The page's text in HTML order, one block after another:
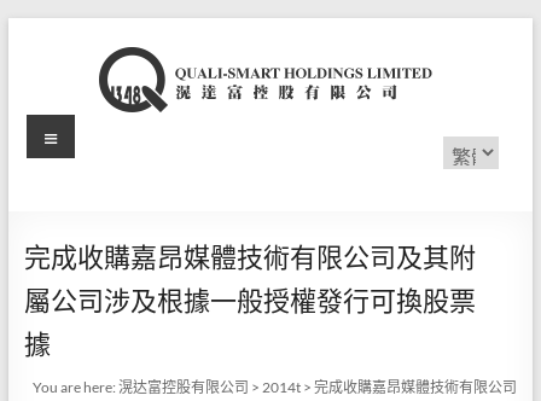
滉
富
控
股
有
Choose
a
Menu
完成收購嘉昂媒體技術有限公司及其附
屬公司涉及根據一般授權發行可換股票
據
You are here:滉达富控股有限公司 >2014t >完成收購嘉昂媒體技術有限公司